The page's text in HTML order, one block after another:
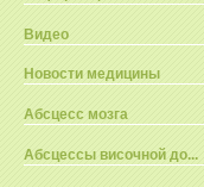
Видео
Новости медицины
Абсцесс мозга
Абсцессы височной до...